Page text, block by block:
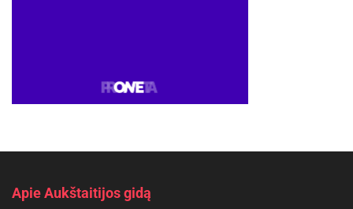
Apie Aukštaitijos gidą